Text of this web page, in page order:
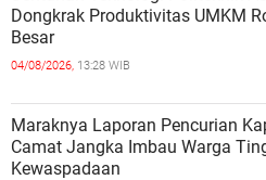
Dongkrak Produktivitas UMKM
Besar
04/08/2026, 13:28 WIB
Maraknya Laporan Pencurian
Camat Jangka Imbau Warga
Kewaspadaan